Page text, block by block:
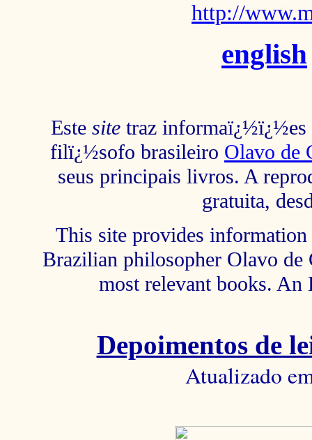
http://
english
Este site traz informaï¿½ï¿½es
filï¿½sofo brasileiro Olavo de
seus principais livros. A
gratuita,
This site provides
Brazilian philosopher Olavo de
most relevant books.
Depoimentos de
Atualizado